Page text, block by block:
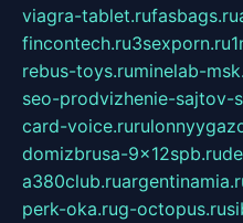
viagra-tablet.rufasbags.ru
fincontech.ru3sexporn.ru
rebus-toys.ruminelab-
seo-prodvizhenie-sajtov-
card-voice.ru
domizbrusa-9x12spb.ru
a380club.ru
perk-oka.rug-octopus.ru